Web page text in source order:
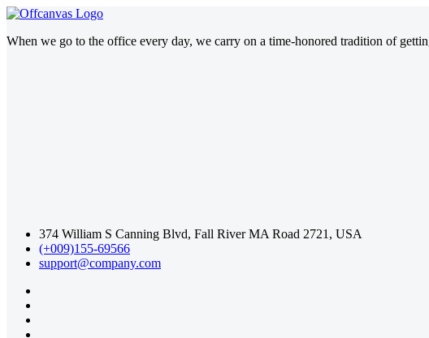
When we go to the office every day, we carry on a time-honored tradition of
374 William S Canning Blvd, Fall River MA Road 2721, USA
(+009)155-69566
support@company.com